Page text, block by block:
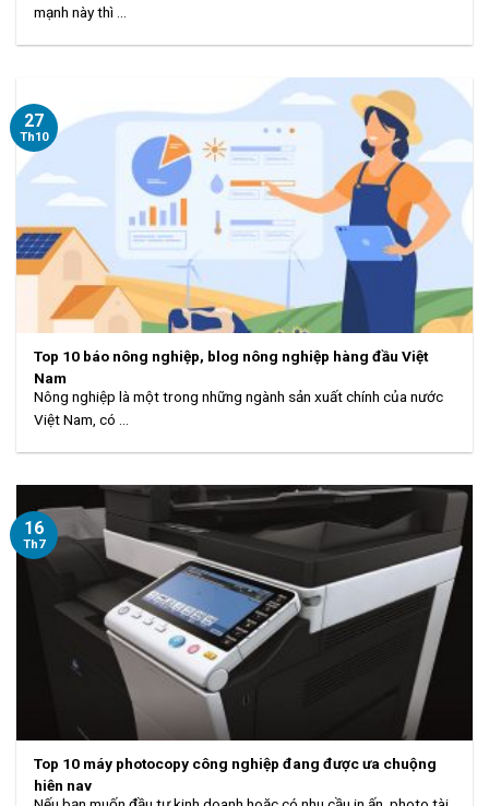
mạnh này thì ...
Top 10 báo nông nghiệp, blog nông nghiệp hàng đầu Việt
Nam
Nông nghiệp là một trong những ngành sản xuất chính của nước
Việt Nam, có ...
27
Th10
Top 10 máy photocopy công nghiệp đang được ưa chuộng
hiện nay
16
Th7